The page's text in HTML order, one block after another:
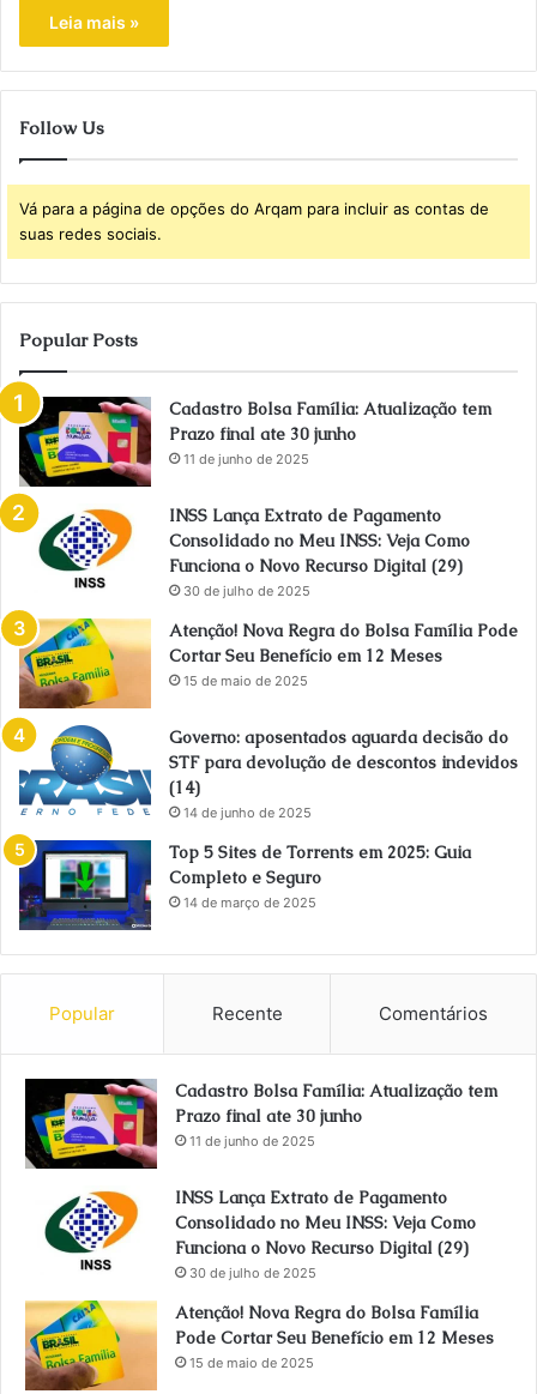
Leia mais »
Follow Us
Vá para a página de opções do Arqam para incluir as contas de
suas redes sociais.
Popular Posts
Cadastro Bolsa Família: Atualização tem
Prazo final ate 30 junho
11 de junho de 2025
INSS Lança Extrato de Pagamento
Consolidado no Meu INSS: Veja Como
Funciona o Novo Recurso Digital (29)
30 de julho de 2025
Atenção! Nova Regra do Bolsa Família Pode
Cortar Seu Benefício em 12 Meses
15 de maio de 2025
Governo: aposentados aguarda decisão do
STF para devolução de descontos indevidos
(14)
14 de junho de 2025
Top 5 Sites de Torrents em 2025: Guia
Completo e Seguro
14 de março de 2025
Popular Recente Comentários
Cadastro Bolsa Família: Atualização tem
Prazo final ate 30 junho
11 de junho de 2025
INSS Lança Extrato de Pagamento
Consolidado no Meu INSS: Veja Como
Funciona o Novo Recurso Digital (29)
30 de julho de 2025
Atenção! Nova Regra do Bolsa Família
Pode Cortar Seu Benefício em 12 Meses
15 de maio de 2025